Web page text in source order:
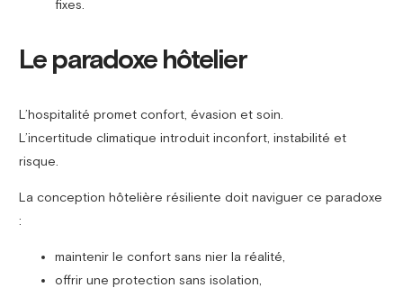
fixes.
Le paradoxe hôtelier
L’hospitalité promet confort, évasion et soin.
L’incertitude climatique introduit inconfort, instabilité et
risque.
La conception hôtelière résiliente doit naviguer ce paradoxe
:
maintenir le confort sans nier la réalité,
offrir une protection sans isolation,